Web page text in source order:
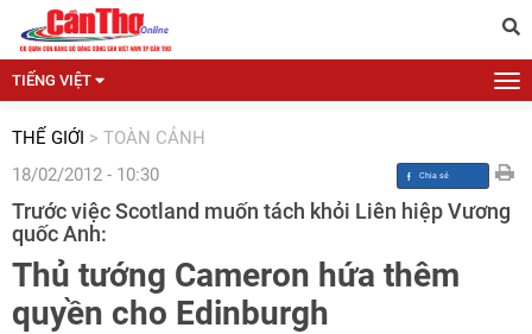
TIẾNG VIỆT
THẾ GIỚI > TOÀN CẢNH
18/02/2012 - 10:30
Trước việc Scotland muốn tách khỏi Liên hiệp Vương
quốc Anh:
Thủ tướng Cameron hứa thêm
quyền cho Edinburgh